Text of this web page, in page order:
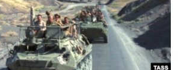
сайттары